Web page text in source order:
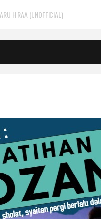
HIRAA (UNOFFICIAL)